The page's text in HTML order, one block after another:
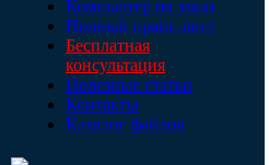
Компьютер на заказ
Полный прайс-лист
Бесплатная
консультация
Полезные статьи
Контакты
Каталог файлов